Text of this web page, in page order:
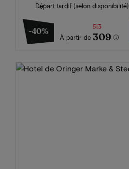
Départ tardif (selon disponibilité)
-40%
À partir de
513
309